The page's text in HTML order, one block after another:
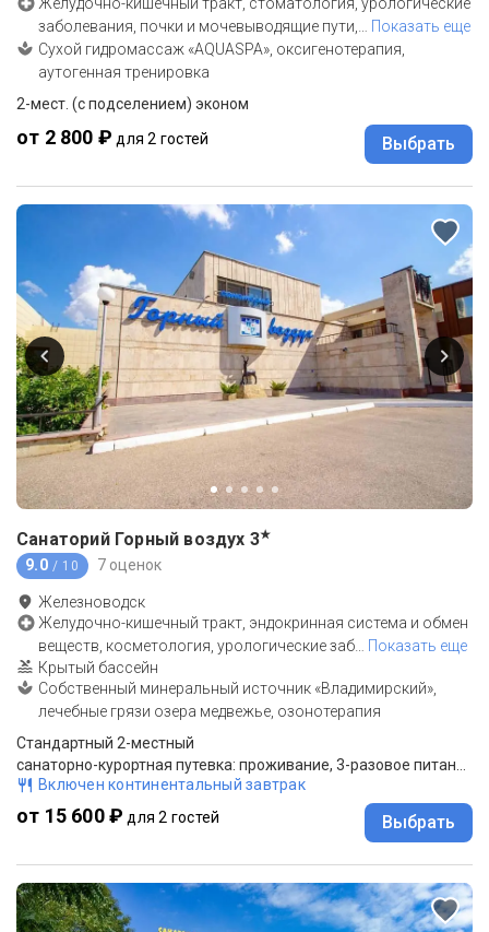
заболевания, почки и мочевыводящие пути,
Показать еще
Сухой гидромассаж «AQUASPA», оксигенотерапия,
аутогенная тренировка
2-мест. (с подселением) эконом
от 2 800 ₽ для 2 гостей Выбрать
Санаторий Горный воздух 3★
9.0 / 10 7 оценок
Железноводск
Желудочно-кишечный тракт, эндокринная система и обмен
веществ, косметология, урологические заб
Показать еще
Крытый бассейн
Собственный минеральный источник «Владимирский»,
лечебные грязи озера медвежье, озонотерапия
Стандартный 2-местный
Включен континентальный завтрак
от 15 600 ₽ для 2 гостей Выбрать